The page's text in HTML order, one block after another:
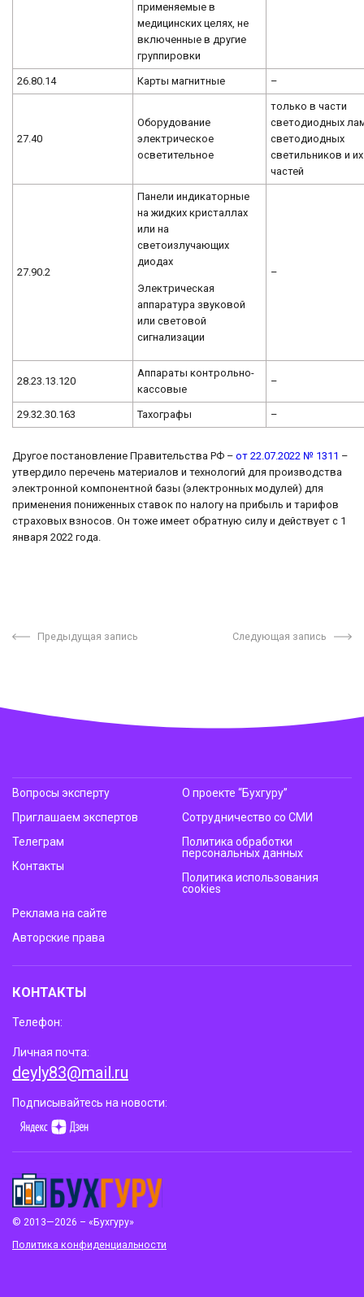
применяемые в
медицинских целях, не
включенные в другие
группировки
26.80.14 Карты магнитные –
27.40
Оборудование
электрическое
осветительное
только в части
светодиодных
светодиодных
светильников и их
частей
27.90.2
Панели индикаторные
на жидких кристаллах
или на
светоизлучающих
диодах
Электрическая
аппаратура звуковой
или световой
сигнализации
–
28.23.13.120
Аппараты контрольно-
кассовые
–
29.32.30.163 Тахографы –
Другое постановление Правительства РФ – от 22.07.2022 № 1311 –
утвердило перечень материалов и технологий для производства
электронной компонентной базы (электронных модулей) для
применения пониженных ставок по налогу на прибыль и тарифов
страховых взносов. Он тоже имеет обратную силу и действует с 1
января 2022 года.
Предыдущая запись Следующая запись
© 2013—2026 – «Бухгуру»
Политика конфиденциальности
Вопросы эксперту
Приглашаем экспертов
Телеграм
Контакты
О проекте “Бухгуру”
Сотрудничество со СМИ
Политика обработки
персональных данных
Политика использования
cookies
Реклама на сайте
Авторские права
КОНТАКТЫ
Телефон:
Личная почта:
deyly83@mail.ru
Подписывайтесь на новости: